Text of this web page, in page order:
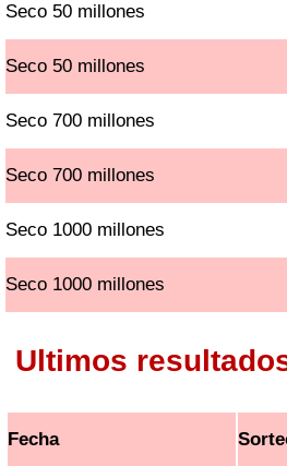
Seco 50 millones
Seco 50 millones
Seco 700 millones
Seco 700 millones
Seco 1000 millones
Seco 1000 millones
Ultimos
Fecha